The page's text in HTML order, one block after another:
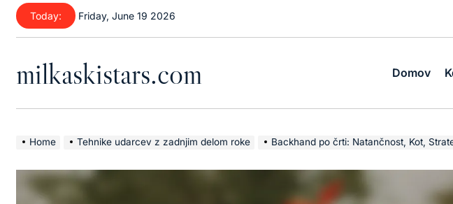
Skip
content
Today: Friday, June 19 2026
milkaskistars.com Domov
Home Tehnike udarcev z zadnjim delom roke Backhand po črti: Natančnost, Kot,